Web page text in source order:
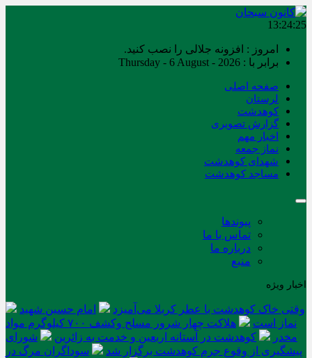
13:24:25
امروز : افزونه جلالی را نصب کنید.
برابر با : Thursday - 6 August - 2026
صفحه اصلی
لرستان
کوهدشت
گزارش تصویری
اخبار مهم
نماز جمعه
شهدای کوهدشت
مساجد کوهدشت
پیوندها
تماس با ما
درباره ما
منبع
اخبار ویژه
وقتی خاک کوهدشت با عطر کربلا می‌آمیزد
امام حسین شهید
نماز است
هلاکت چهار شرور مسلح وکشف ۷۰۰ کیلوگرم مواد
مخدر
کوهدشت در آستانه اربعین و خدمت‌ به زائرین
شورای
پیشگیری از وقوع جرم کوهدشت برگزار شد
سوداگران مرگ در